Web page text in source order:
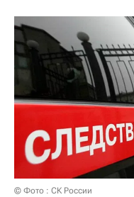
© Фото : СК России